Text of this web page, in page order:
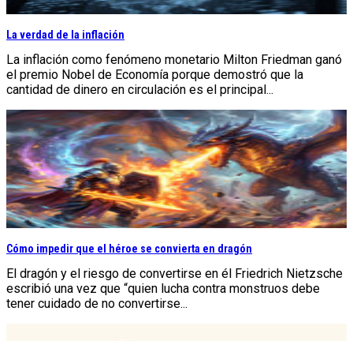
La verdad de la inflación
La inflación como fenómeno monetario Milton Friedman ganó
el premio Nobel de Economía porque demostró que la
cantidad de dinero en circulación es el principal...
Cómo impedir que el héroe se convierta en dragón
El dragón y el riesgo de convertirse en él Friedrich Nietzsche
escribió una vez que “quien lucha contra monstruos debe
tener cuidado de no convertirse...